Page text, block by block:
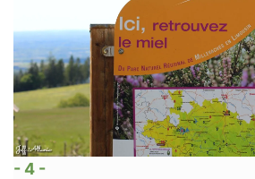
- 4 -